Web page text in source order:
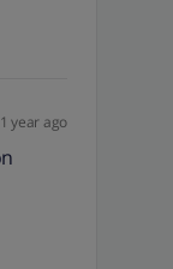
year ago